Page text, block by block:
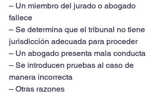
– Un miembro del jurado o abogado
fallece
– Se determina que el tribunal no tiene
jurisdicción adecuada para proceder
– Un abogado presenta mala conducta
– Se introducen pruebas al caso de
manera incorrecta
– Otras razones